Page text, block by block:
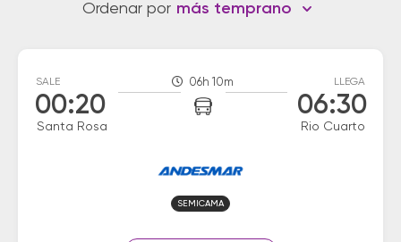
Ordenar por más temprano
SALE
00:20
Santa Rosa
06h 10m LLEGA
06:30
Rio Cuarto
SEMICAMA